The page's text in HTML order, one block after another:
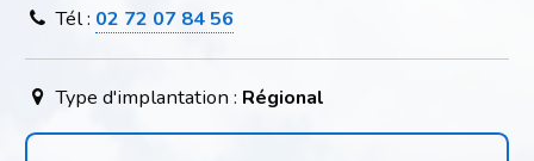
Tél : 02 72 07 84 56
Type d'implantation : Régional